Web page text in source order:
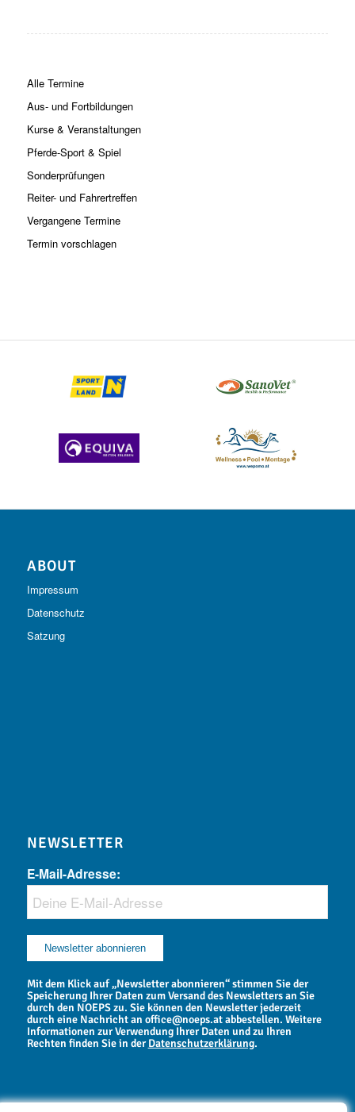
Alle Termine
Aus- und Fortbildungen
Kurse & Veranstaltungen
Pferde-Sport & Spiel
Sonderprüfungen
Reiter- und Fahrertreffen
Vergangene Termine
Termin vorschlagen
ABOUT
Impressum
Datenschutz
Satzung
NEWSLETTER
E-Mail-Adresse:
Mit dem Klick auf „Newsletter abonnieren“ stimmen Sie der
Speicherung Ihrer Daten zum Versand des Newsletters an Sie
durch den NOEPS zu. Sie können den Newsletter jederzeit
durch eine Nachricht an office@noeps.at abbestellen. Weitere
Informationen zur Verwendung Ihrer Daten und zu Ihren
Rechten finden Sie in derDatenschutzerklärung.